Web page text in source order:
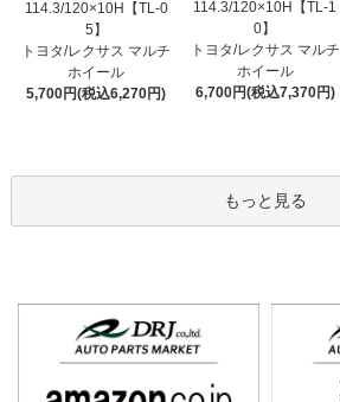
114.3/120×10H【TL-0
5】
トヨタ/レクサス マルチ
ホイール
5,700円(税込6,270円)
114.3/120×10H【TL-1
0】
トヨタ/レクサス マルチ
ホイール
6,700円(税込7,370円)
もっと見る